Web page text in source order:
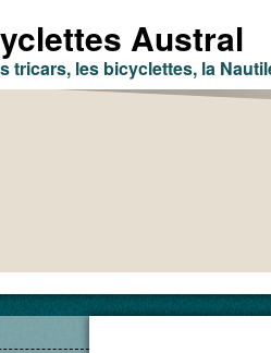
Austral
tricars, les bicyclettes, la